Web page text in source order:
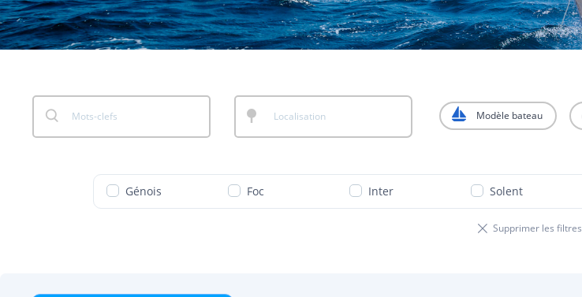
Modèle bateau
Génois Foc Inter Solent
Supprimer les filtres